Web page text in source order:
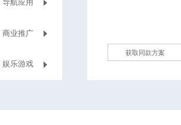
导航应用
商业推广
娱乐游戏
获取同款方案